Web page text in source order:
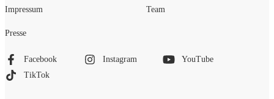
Impressum
Presse
Team
Facebook Instagram
YouTube
TikTok